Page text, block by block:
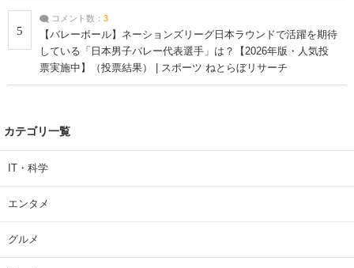
5
コメント数： 3
【バレーボール】ネーションズリーグ日本ラウンドで活躍を期待
している「日本男子バレー代表選手」は？【2026年版・人気投
票実施中】（投票結果） | スポーツ ねとらぼリサーチ
カテゴリ一覧
IT・科学
エンタメ
グルメ